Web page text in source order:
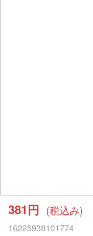
381円 (税込み)
16225938101774